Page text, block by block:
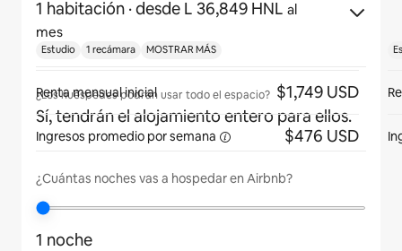
1 habitación · desde L 36,849 HNL al
mes
¿Los huéspedes podrán usar todo el espacio?
Sí, tendrán el alojamiento entero para ellos.
¿Cuántas noches vas a hospedar en Airbnb?
1 noche
Estudio 1 recámara MOSTRAR MÁS
Renta mensual inicial $1,749 USD
Ingresos promedio porsemana $476 USD